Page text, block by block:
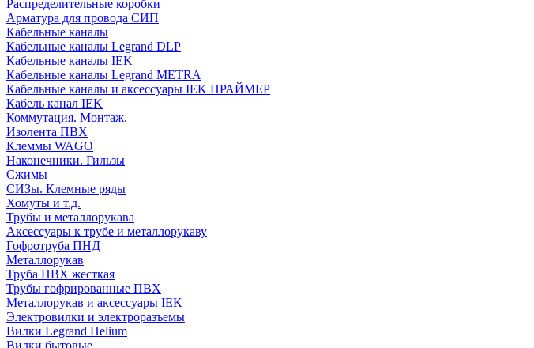
Распределительные коробки
Арматура для провода СИП
Кабельные каналы
Кабельные каналы Legrand DLP
Кабельные каналы IEK
Кабельные каналы Legrand METRA
Кабельные каналы и аксессуары IEK ПРАЙМЕР
Кабель канал IEK
Коммутация. Монтаж.
Изолента ПВХ
Клеммы WAGO
Наконечники. Гильзы
Сжимы
СИЗы. Клемные ряды
Хомуты и т.д.
Трубы и металлорукава
Аксессуары к трубе и металлорукаву
Гофротруба ПНД
Металлорукав
Труба ПВХ жесткая
Трубы гофрированные ПВХ
Металлорукав и аксессуары IEK
Электровилки и электроразъемы
Вилки Legrand Helium
Вилки бытовые